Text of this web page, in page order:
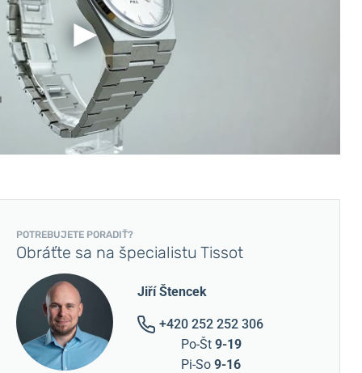
POTREBUJETE PORADIŤ?
Obráťte sa na špecialistu Tissot
Jiří Štencek
+420 252 252 306
Po-Št 9-19
Pi-So 9-16